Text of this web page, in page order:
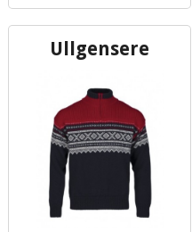
Ullgensere